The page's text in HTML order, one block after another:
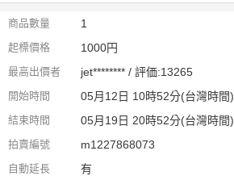
商品數量 1
起標價格 1000円
最高出價者 jet******** / 評価:13265
開始時間 05月12日 10時52分(台灣時間)
結束時間 05月19日 20時52分(台灣時間)
拍賣編號 m1227868073
自動延長 有